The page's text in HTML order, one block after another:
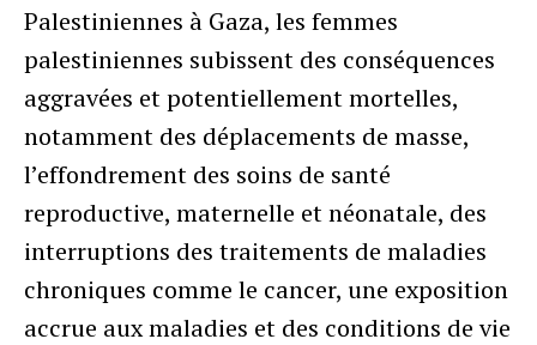
Palestiniennes à Gaza, les femmes
palestiniennes subissent des conséquences
aggravées et potentiellement mortelles,
notamment des déplacements de masse,
l’effondrement des soins de santé
reproductive, maternelle et néonatale, des
interruptions des traitements de maladies
chroniques comme le cancer, une exposition
accrue aux maladies et des conditions de vie